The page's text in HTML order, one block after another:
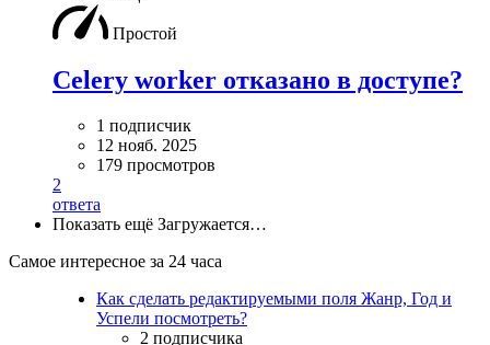
Простой
Celery worker отказано в доступе?
1 подписчик
12 нояб. 2025
179 просмотров
2
ответа
Показать ещё Загружается…
Самое интересное за 24 часа
Как сделать редактируемыми поля Жанр, Год и
Успели посмотреть?
2 подписчика